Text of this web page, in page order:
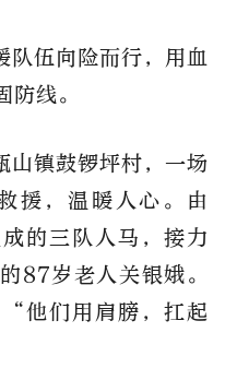
队伍向险而行，用血
线。
镇鼓锣坪村，一场
援，温暖人心。由
的三队人马，接力
87岁老人关银娥。
他们用肩膀，扛起